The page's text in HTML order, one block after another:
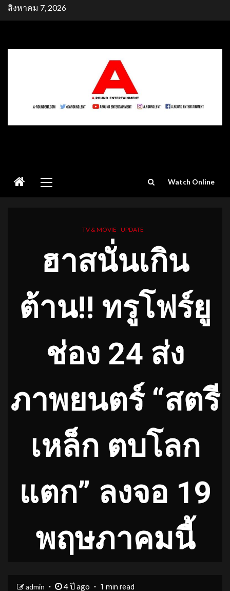
Skipสิงหาคม 7, 2026
Menu
Watch Online
TV & MOVIE UPDATE
ฮาสนั่นเกิน
ต้าน!! ทรูโฟร์ยู
ช่อง 24 ส่ง
ภาพยนตร์ “สตรี
เหล็ก ตบโลก
แตก” ลงจอ 19
พฤษภาคมนี้
admin 4 ปี ago 1 min read